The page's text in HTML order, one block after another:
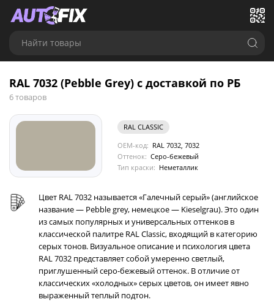
Найти товары
RAL 7032 (Pebble Grey) с доставкой по РБ
6 товаров
RAL CLASSIC
OEM-код: RAL 7032, 7032
Оттенок: Серо-бежевый
Тип краски: Неметаллик
Цвет RAL 7032 называется «Галечный серый» (английское
название — Pebble grey, немецкое — Kieselgrau). Это один
из самых популярных и универсальных оттенков в
классической палитре RAL Classic, входящий в категорию
серых тонов. Визуальное описание и психология цвета
RAL 7032 представляет собой умеренно светлый,
приглушенный серо-бежевый оттенок. В отличие от
классических «холодных» серых цветов, он имеет явно
выраженный теплый подтон.